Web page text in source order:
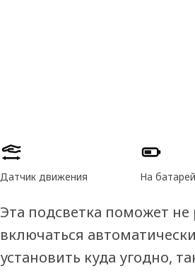
Характеристики товара
Датчик движения На
Эта подсветка поможет
включаться
установить куда угодно,